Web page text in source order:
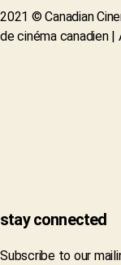
2021 © Canadian
de cinéma canadien |
stay connected
Subscribe to our